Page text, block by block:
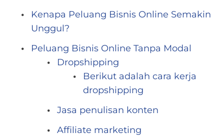
Kenapa Peluang Bisnis Online Semakin
Unggul?
Peluang Bisnis Online Tanpa Modal
Dropshipping
Berikut adalah cara kerja
dropshipping
Jasa penulisan konten
Affiliate marketing